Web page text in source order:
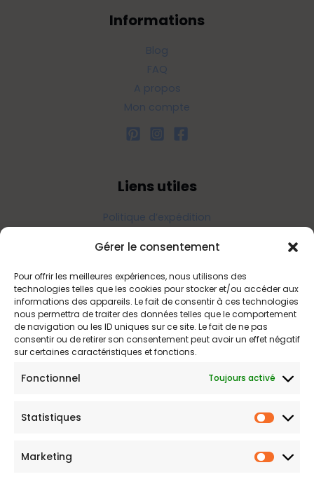
Gérer le consentement
Pour offrir les meilleures expériences, nous utilisons des
technologies telles que les cookies pour stocker et/ou accéder aux
informations des appareils. Le fait de consentir à ces technologies
nous permettra de traiter des données telles que le comportement
de navigation ou les ID uniques sur ce site. Le fait de ne pas
consentir ou de retirer son consentement peut avoir un effet négatif
sur certaines caractéristiques et fonctions.
Fonctionnel Toujours activé
Statistiques
Marketing
Informations
Blog
FAQ
A propos
Mon compte
Liens utiles
Politique d’expédition
Politique de remboursements
Conditions générales de vente et d’utilisation
Bijouterie en ligne
Bijoux Etoile est votre boutique en ligne de référence sur ces
beautés scintillantes. Une question sur nos bijoux ou une